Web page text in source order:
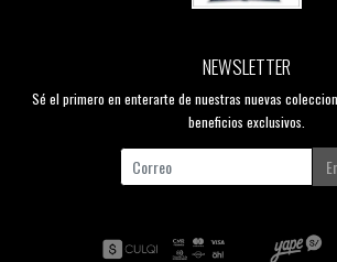
NEWSLETTER
Sé el primero en enterarte de nuestras nuevas
beneficios exclusivos.